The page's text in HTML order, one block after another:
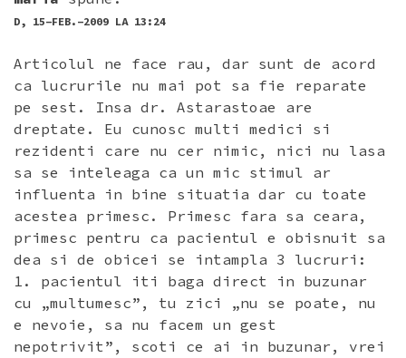
D, 15-FEB.-2009 LA 13:24
Articolul ne face rau, dar sunt de acord
ca lucrurile nu mai pot sa fie reparate
pe sest. Insa dr. Astarastoae are
dreptate. Eu cunosc multi medici si
rezidenti care nu cer nimic, nici nu lasa
sa se inteleaga ca un mic stimul ar
influenta in bine situatia dar cu toate
acestea primesc. Primesc fara sa ceara,
primesc pentru ca pacientul e obisnuit sa
dea si de obicei se intampla 3 lucruri:
1. pacientul iti baga direct in buzunar
cu „multumesc”, tu zici „nu se poate, nu
e nevoie, sa nu facem un gest
nepotrivit”, scoti ce ai in buzunar, vrei